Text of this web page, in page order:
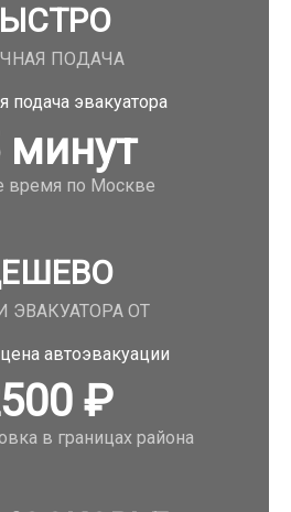
ПОДАЧА
минут
время по Москве
ЭВАКУАТОРА ОТ
₽
в границах района